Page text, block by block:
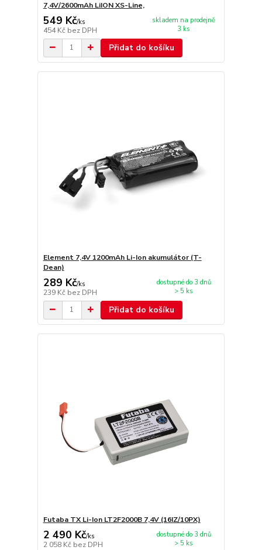
7,4V/2600mAh LiION XS-Line,
549 Kč/ks
454 Kč bez DPH
skladem na prodejně
3 ks
Přidat do košíku
Element 7,4V 1200mAh Li-Ion akumulátor (T-
Dean)
289 Kč/ks
239 Kč bez DPH
dostupné do 3 dnů
> 5 ks
Přidat do košíku
Futaba TX Li-Ion LT2F2000B 7,4V (16IZ/10PX)
2 490 Kč/ks
2 058 Kč bez DPH
dostupné do 3 dnů
> 5 ks